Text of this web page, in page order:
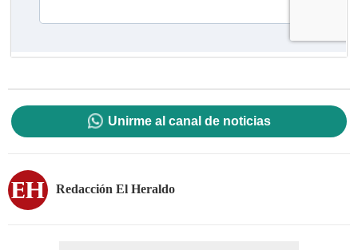
Unirme al canal de noticias
Redacción El Heraldo